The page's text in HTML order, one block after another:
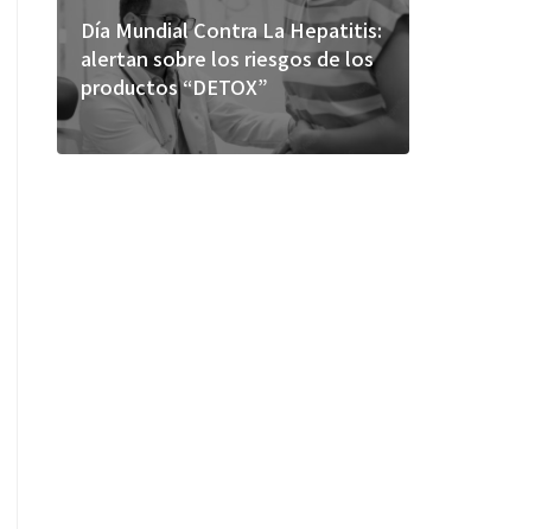
Día Mundial Contra La Hepatitis:
alertan sobre los riesgos de los
productos “DETOX”